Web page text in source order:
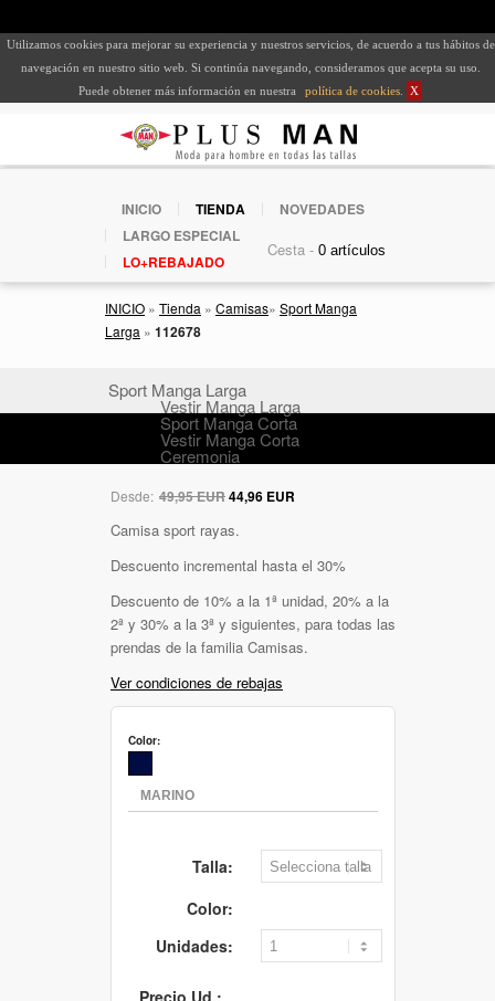
Utilizamos cookies para mejorar su experiencia y nuestros servicios, de acuerdo a tus hábitos de
navegación en nuestro sitio web. Si continúa navegando, consideramos que acepta su uso.
Puede obtener más información en nuestra
política de cookies X
INICIO TIENDA
NOVEDADES
LARGO ESPECIAL
LO+REBAJADO
Cesta -
INICIO » Tienda » Camisas» Sport Manga
Larga » 112678
Sport Manga Larga
Vestir Manga Larga
Sport Manga Corta
Vestir Manga Corta
Ceremonia
Desde: 49,95 EUR44,96 EUR
Camisa sport rayas.
Descuento incremental hasta el 30%
Descuento de 10% a la 1ª unidad, 20% a la
2ª y 30% a la 3ª y siguientes, para todas las
prendas de la familia Camisas.
Ver condiciones de rebajas
Color:
Talla:
Color:
Unidades: